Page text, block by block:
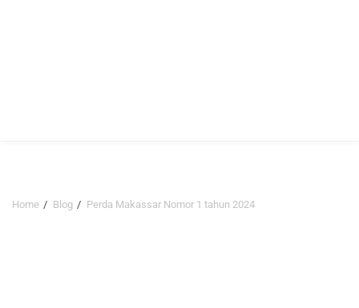
Home Blog Perda Makassar Nomor 1 tahun 2024